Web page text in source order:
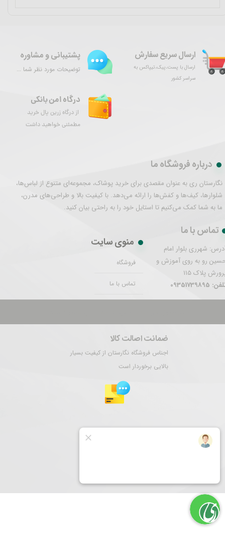
ضمانت اصالت کالا
اجناس فروشگاه نگارستان از کیفیت بسیار
بالایی برخوردار است
ارسال سریع سفارش
ارسال با پست،پیک،تیپاکس به
سراسر کشور
درگاه امن بانکی
از درگاه زرین پال خرید
مطمئنی خواهید داشت
پشتیبانی و مشاوره
توضیحات مورد نظر شما ...
درباره فروشگاه ما
نگارستان ری به عنوان مقصدی برای خرید پوشاک، مجموعه‌ای متنوع از لباس‌ها،
شلوارها، کیف‌ها و کفش‌ها را ارائه می‌دهد. با کیفیت بالا و طراحی‌های مدرن،
ما به شما کمک می‌کنیم تا استایل خود را به راحتی بیان کنید.
تماس با ما
شهرری بلوار امام
رو به روی آموزش و
پلاک 115
09351739895
منوی سایت
فروشگاه
تماس با ما